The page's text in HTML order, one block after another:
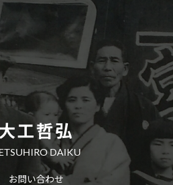
大工哲弘
DAIKU
お問い合わせ